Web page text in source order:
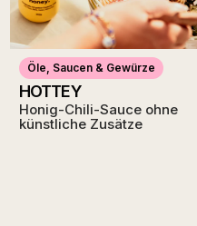
Öle, Saucen & Gewürze
HOTTEY
Honig-Chili-Sauce ohne
künstliche Zusätze